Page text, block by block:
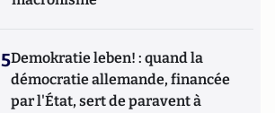
5Demokratie leben! : quand la
démocratie allemande, financée
par l'État, sert de paravent à